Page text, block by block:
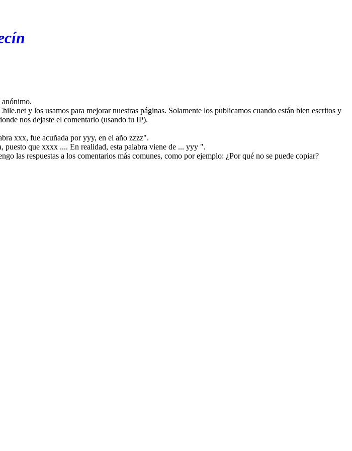
anónimo.
y los usamos para mejorar nuestras páginas. Solamente los publicamos cuando están bien escritos y
nos dejaste el comentario (usando tu IP).
xxx, fue acuñada por yyy, en el año zzzz".
que xxxx .... En realidad, esta palabra viene de ... yyy ".
las respuestas a los comentarios más comunes, como por ejemplo: ¿Por qué no se puede copiar?